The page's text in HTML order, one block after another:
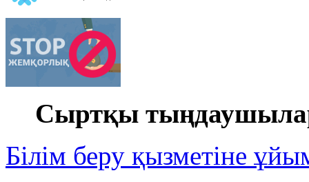
Сыртқы
Білім беру қызметіне